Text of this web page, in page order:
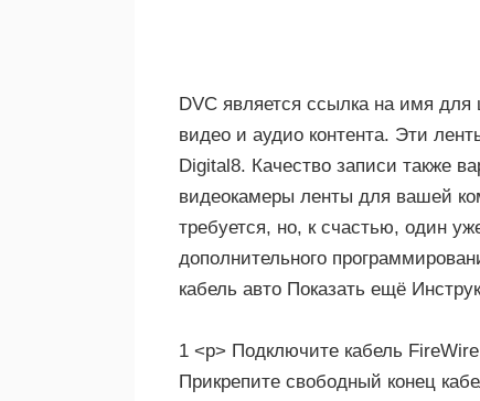
DVC является ссылка на имя
видео и аудио контента. Эти
Digital8. Качество записи также
видеокамеры ленты для вашей
требуется, но, к счастью, один
дополнительного
кабель авто Показать ещё
1 <р> Подключите кабель
Прикрепите свободный конец